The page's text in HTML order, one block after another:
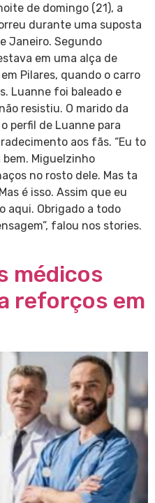
de domingo (21), a
durante uma suposta
Janeiro. Segundo
em uma alça de
Pilares, quando o carro
Luanne foi baleado e
resistiu. O marido da
perfil de Luanne para
aos fãs. “Eu to
Miguelzinho
no rosto dele. Mas ta
é isso. Assim que eu
aqui. Obrigado a todo
falou nos stories.
médicos
reforços em